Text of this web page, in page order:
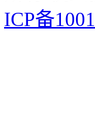
ICP备